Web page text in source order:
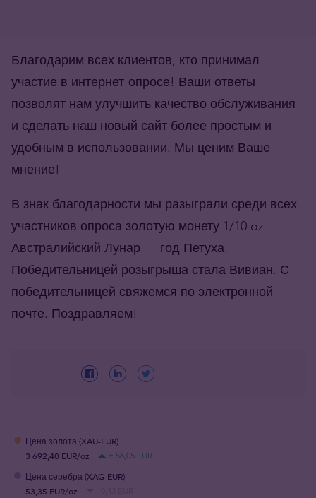
Благодарим всех клиентов, кто принимал
участие в интернет-опросе! Ваши ответы
позволят нам улучшить качество обслуживания
и сделать наш новый сайт более простым и
удобным в использовании. Мы ценим Ваше
мнение!
В знак благодарности мы разыграли среди всех
участников опроса золотую монету 1/10 oz
Австралийский Лунар — год Петуха.
Победительницей розыгрыша стала Вивиан. С
победительницей свяжемся по электронной
почте. Поздравляем!
Цена золота (XAU-EUR)
3 692,40 EUR/oz
+ 56,05 EUR
Цена серебра (XAG-EUR)
53,35 EUR/oz